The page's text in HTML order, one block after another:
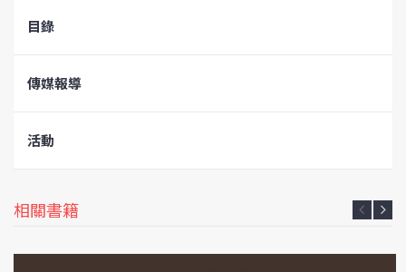
目錄
傳媒報導
活動
相關書籍